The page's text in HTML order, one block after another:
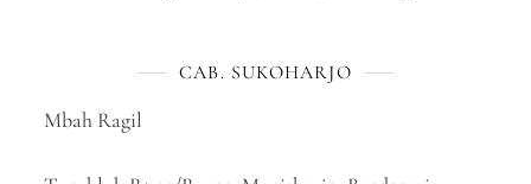
CAB. SUKOHARJO
Mbah Ragil